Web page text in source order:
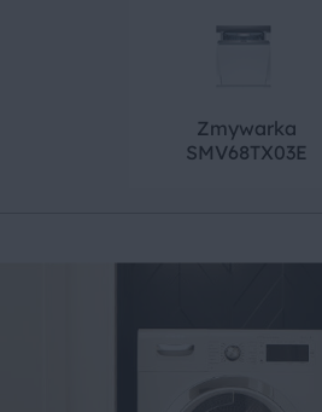
Zmywarka
SMV68TX03E